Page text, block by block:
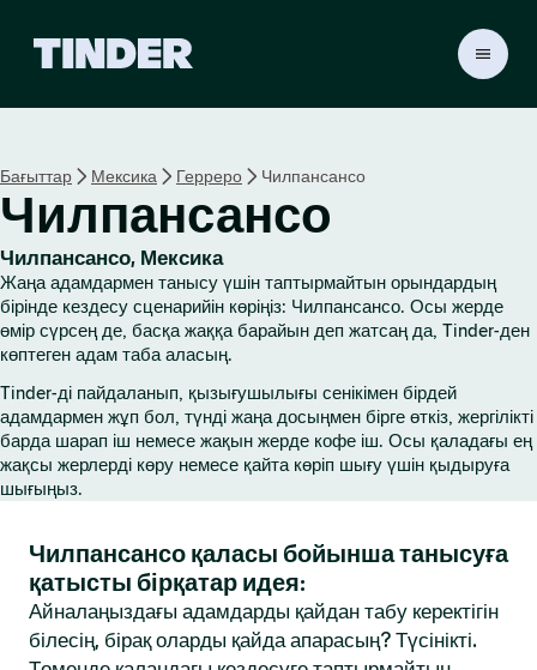
r
H
o
m
e
Бағыттар Мексика Герреро Чилпансансо
Чилпансансо
Чилпансансо, Мексика
Жаңа адамдармен танысу үшін таптырмайтын орындардың
бірінде кездесу сценарийін көріңіз: Чилпансансо. Осы жерде
өмір сүрсең де, басқа жаққа барайын деп жатсаң да, Tinder-ден
көптеген адам таба аласың.
Tinder-ді пайдаланып, қызығушылығы сенікімен бірдей
адамдармен жұп бол, түнді жаңа досыңмен бірге өткіз, жергілікті
барда шарап іш немесе жақын жерде кофе іш. Осы қаладағы ең
жақсы жерлерді көру немесе қайта көріп шығу үшін қыдыруға
шығыңыз.
Чилпансансо қаласы бойынша танысуға
қатысты бірқатар идея:
Айналаңыздағы адамдарды қайдан табу керектігін
білесің, бірақ оларды қайда апарасың? Түсінікті.